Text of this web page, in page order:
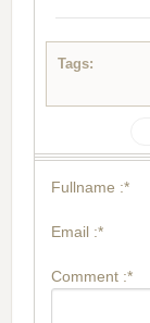
Tags:
Fullname :*
Email :*
Comment :*